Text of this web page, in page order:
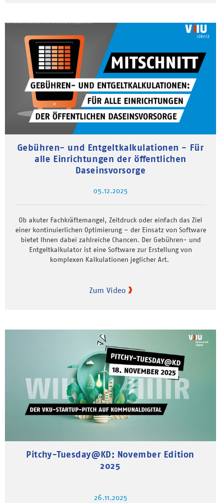
Gebühren- und Entgeltkalkulationen - Für
alle Einrichtungen der öffentlichen
Daseinsvorsorge
05.12.2025
Ob akuter Fachkräftemangel, Zeitdruck oder einfach das Ziel
einer kontinuierlichen Optimierung – der Einsatz von Software
bietet Ihnen dabei zahlreiche Chancen. Der Gebühren- und
Entgeltkalkulator ist eine Software zur Erstellung von
komplexen Kalkulationen jeglicher Art.
Zum Video
Pitchy-Tuesday@KD: November Edition
2025
26.11.2025